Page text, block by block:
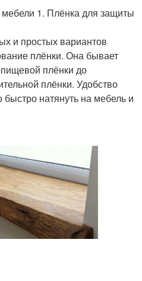
1. Плёнка для защиты
и простых вариантов
плёнки. Она бывает
плёнки до
плёнки. Удобство
натянуть на мебель и